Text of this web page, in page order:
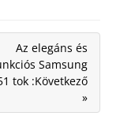
Az elegáns és
Samsung
tok :Következő
»